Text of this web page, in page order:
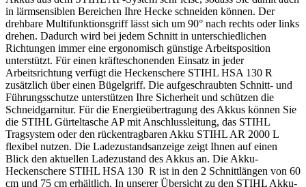
in lärmsensiblen Bereichen Ihre Hecke schneiden können. Der
drehbare Multifunktionsgriff lässt sich um 90° nach rechts oder links
drehen. Dadurch wird bei jedem Schnitt in unterschiedlichen
Richtungen immer eine ergonomisch günstige Arbeitsposition
unterstützt. Für einen kräfteschonenden Einsatz in jeder
Arbeitsrichtung verfügt die Heckenschere STIHL HSA 130 R
zusätzlich über einen Bügelgriff. Die aufgeschraubten Schnitt- und
Führungsschutze unterstützen Ihre Sicherheit und schützen die
Schneidgarnitur. Für die Energieübertragung des Akkus können Sie
die STIHL Gürteltasche AP mit Anschlussleitung, das STIHL
Tragsystem oder den rückentragbaren Akku STIHL AR 2000 L
flexibel nutzen. Die Ladezustandsanzeige zeigt Ihnen auf einen
Blick den aktuellen Ladezustand des Akkus an. Die Akku-
Heckenschere STIHL HSA 130 R ist in den 2 Schnittlängen von 60
cm und 75 cm erhältlich. In unserer Übersicht zu den STIHL Akku-